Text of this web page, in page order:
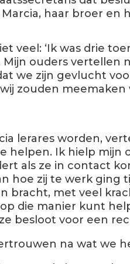
haar broer en
veel: ‘Ik was drie
Mijn ouders vertellen
we zijn gevlucht
zouden meemaken
lerares worden,
helpen. Ik hielp mijn
als ze in contact
hoe zij te werk ging
bracht, met veel
die manier kunt
besloot voor een
na wat we